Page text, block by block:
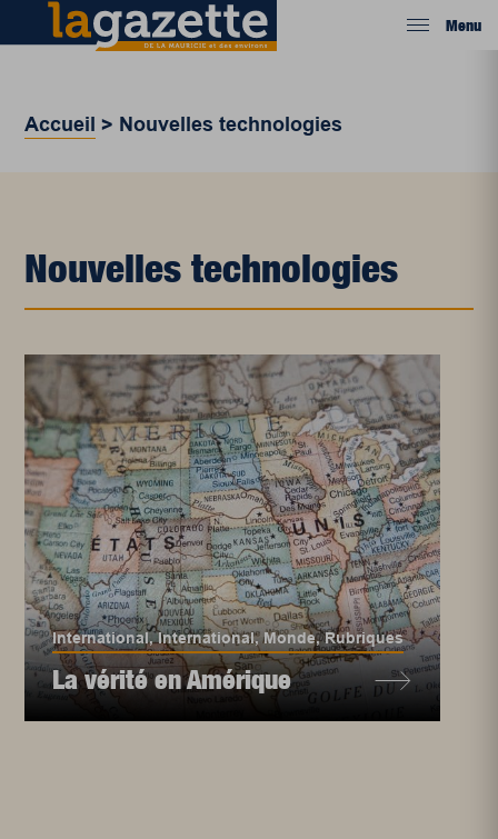
Menu
Accueil > Nouvelles technologies
Nouvelles technologies
International,International,Monde,Rubriques
La vérité en Amérique